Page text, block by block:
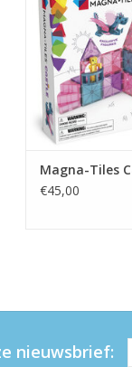
Magna-Tiles
€45,00
nieuwsbrief: